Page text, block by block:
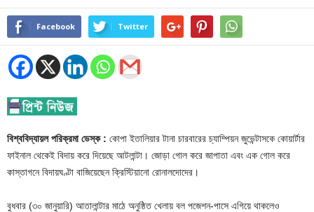
Facebook Twitter
বিশ্ববিদ্যায়ল পরিক্রমা ডেস্ক : কোপা ইতালিয়ার টানা চারবারের চ্যাম্পিয়ন জুভেন্টাসকে কোয়ার্টার
ফাইনাল থেকেই বিদায় করে দিয়েছে আটলান্টা। জোড়া গোল করে জাপাতা এবং এক গোল করে
কাস্তাগনে বিদায়ঘণ্টা বাজিয়েছেন ক্রিস্টিয়ানো রোনালদোদের।
বুধবার (৩০ জানুয়ারি) আতালান্টার মাঠে অনুষ্ঠিত খেলায় বল পজেশন-পাসে এগিয়ে থাকলেও